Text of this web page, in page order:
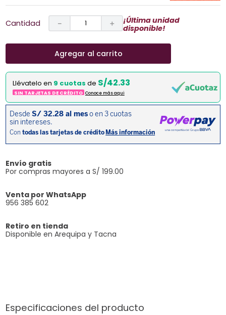
Cantidad ＋
－
¡Última unidad
disponible!
Agregar al carrito
Llévatelo en 9 cuotas de S/42.33
SIN TARJETAS DE CRÉDITO Conoce más aqui
Envío gratis
Por compras mayores a S/ 199.00
Venta por WhatsApp
956 385 602
Retiro en tienda
Disponible en Arequipa y Tacna
Especificaciones del producto